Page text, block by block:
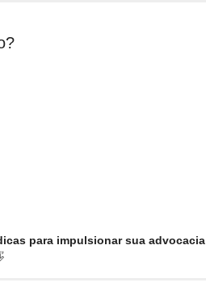
para impulsionar sua advocacia